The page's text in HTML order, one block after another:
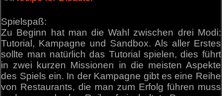
Spielspaß:
Zu Beginn hat man die Wahl zwischen drei Modi:
Tutorial, Kampagne und Sandbox. Als aller Erstes
sollte man natürlich das Tutorial spielen, dies führt
in zwei kurzen Missionen in die meisten Aspekte
des Spiels ein. In der Kampagne gibt es eine Reihe
von Restaurants, die man zum Erfolg führen muss